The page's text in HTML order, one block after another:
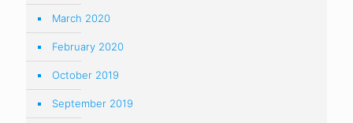
March 2020
February 2020
October 2019
September 2019